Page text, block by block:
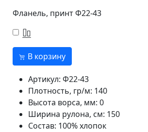
Фланель, принт Ф22-43
В корзину
Артикул: Ф22-43
Плотность, гр/м: 140
Высота ворса, мм: 0
Ширина рулона, см: 150
Состав: 100% хлопок